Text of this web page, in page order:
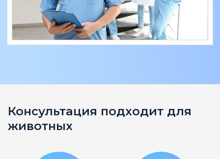
Консультация подходит для
животных